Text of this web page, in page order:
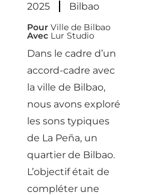
2025 Bilbao
Pour Ville de Bilbao
Avec Lur Studio
Dans le cadre d’un
accord-cadre avec
la ville de Bilbao,
nous avons exploré
les sons typiques
de La Peña, un
quartier de Bilbao.
L’objectif était de
compléter une